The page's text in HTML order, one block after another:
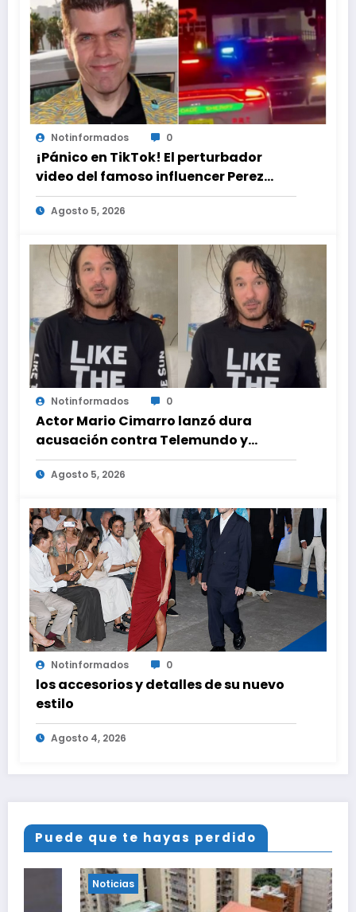
Notinformados 0
¡Pánico en TikTok! El perturbador
video del famoso influencer Perez
Hilton que obligó a sus fans a pedir
ayuda médica
Agosto 5, 2026
Notinformados 0
Actor Mario Cimarro lanzó dura
acusación contra Telemundo y
advirtió que lo que hacen en su contra
es ilegal en EEUU
Agosto 5, 2026
Notinformados 0
los accesorios y detalles de su nuevo
estilo
Agosto 4, 2026
Puede que te hayas perdido